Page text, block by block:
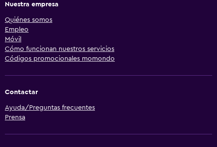
Nuestra empresa
Quiénes somos
Empleo
Móvil
Cómo funcionan nuestros servicios
Códigos promocionales momondo
Contactar
Ayuda/Preguntas frecuentes
Prensa